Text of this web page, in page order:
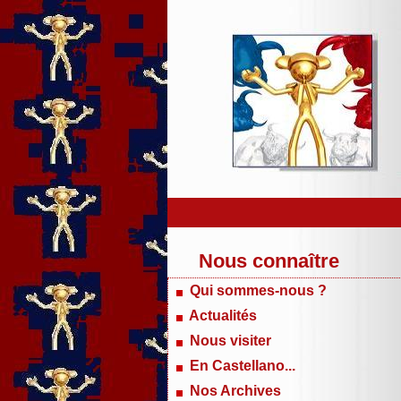
Nous connaître
Qui sommes-nous ?
Actualités
Nous visiter
En Castellano...
Nos Archives